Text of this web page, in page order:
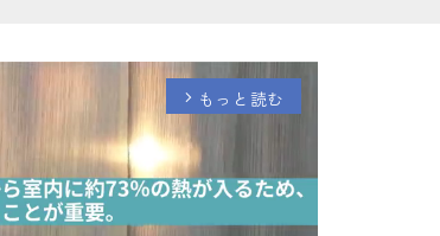
arrow_forward_ios もっと読む